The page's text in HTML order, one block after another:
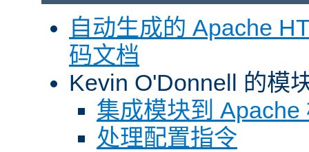
自动生成的 Apache
码文档
Kevin O'Donnell 的模
集成模块到 Apache
处理配置指令